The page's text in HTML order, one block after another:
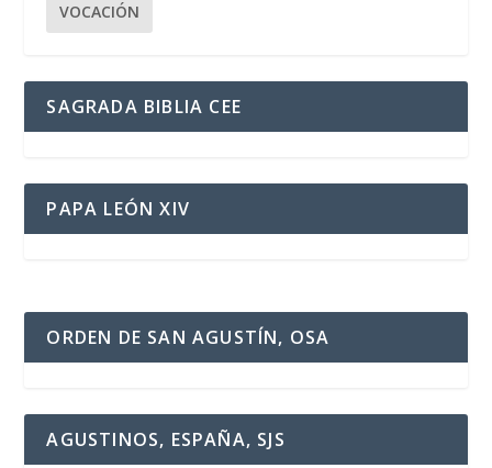
VOCACIÓN
SAGRADA BIBLIA CEE
PAPA LEÓN XIV
ORDEN DE SAN AGUSTÍN, OSA
AGUSTINOS, ESPAÑA, SJS